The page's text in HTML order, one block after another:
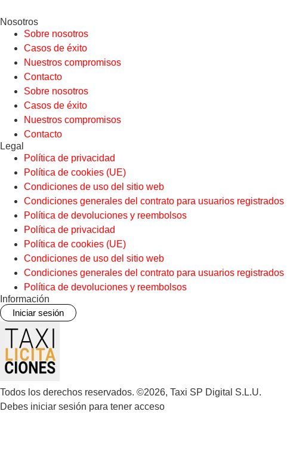
Nosotros
Sobre nosotros
Casos de éxito
Nuestros compromisos
Contacto
Sobre nosotros
Casos de éxito
Nuestros compromisos
Contacto
Legal
Política de privacidad
Política de cookies (UE)
Condiciones de uso del sitio web
Condiciones generales del contrato para usuarios registrados
Política de devoluciones y reembolsos
Política de privacidad
Política de cookies (UE)
Condiciones de uso del sitio web
Condiciones generales del contrato para usuarios registrados
Política de devoluciones y reembolsos
Información
Iniciar sesión
Todos los derechos reservados. ©2026, Taxi SP Digital S.L.U.
Debes iniciar sesión para tener acceso